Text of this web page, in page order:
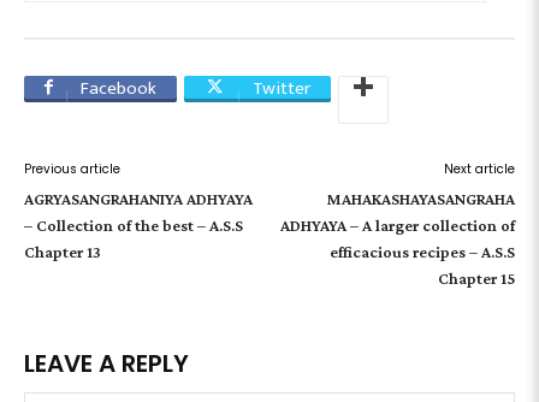
Facebook Twitter
Previous article
AGRYASANGRAHANIYA ADHYAYA
– Collection of the best – A.S.S
Chapter 13
Next article
MAHAKASHAYASANGRAHA
ADHYAYA – A larger collection of
efficacious recipes – A.S.S
Chapter 15
LEAVE A REPLY